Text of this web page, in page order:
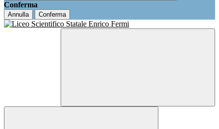
Conferma
Annulla Conferma